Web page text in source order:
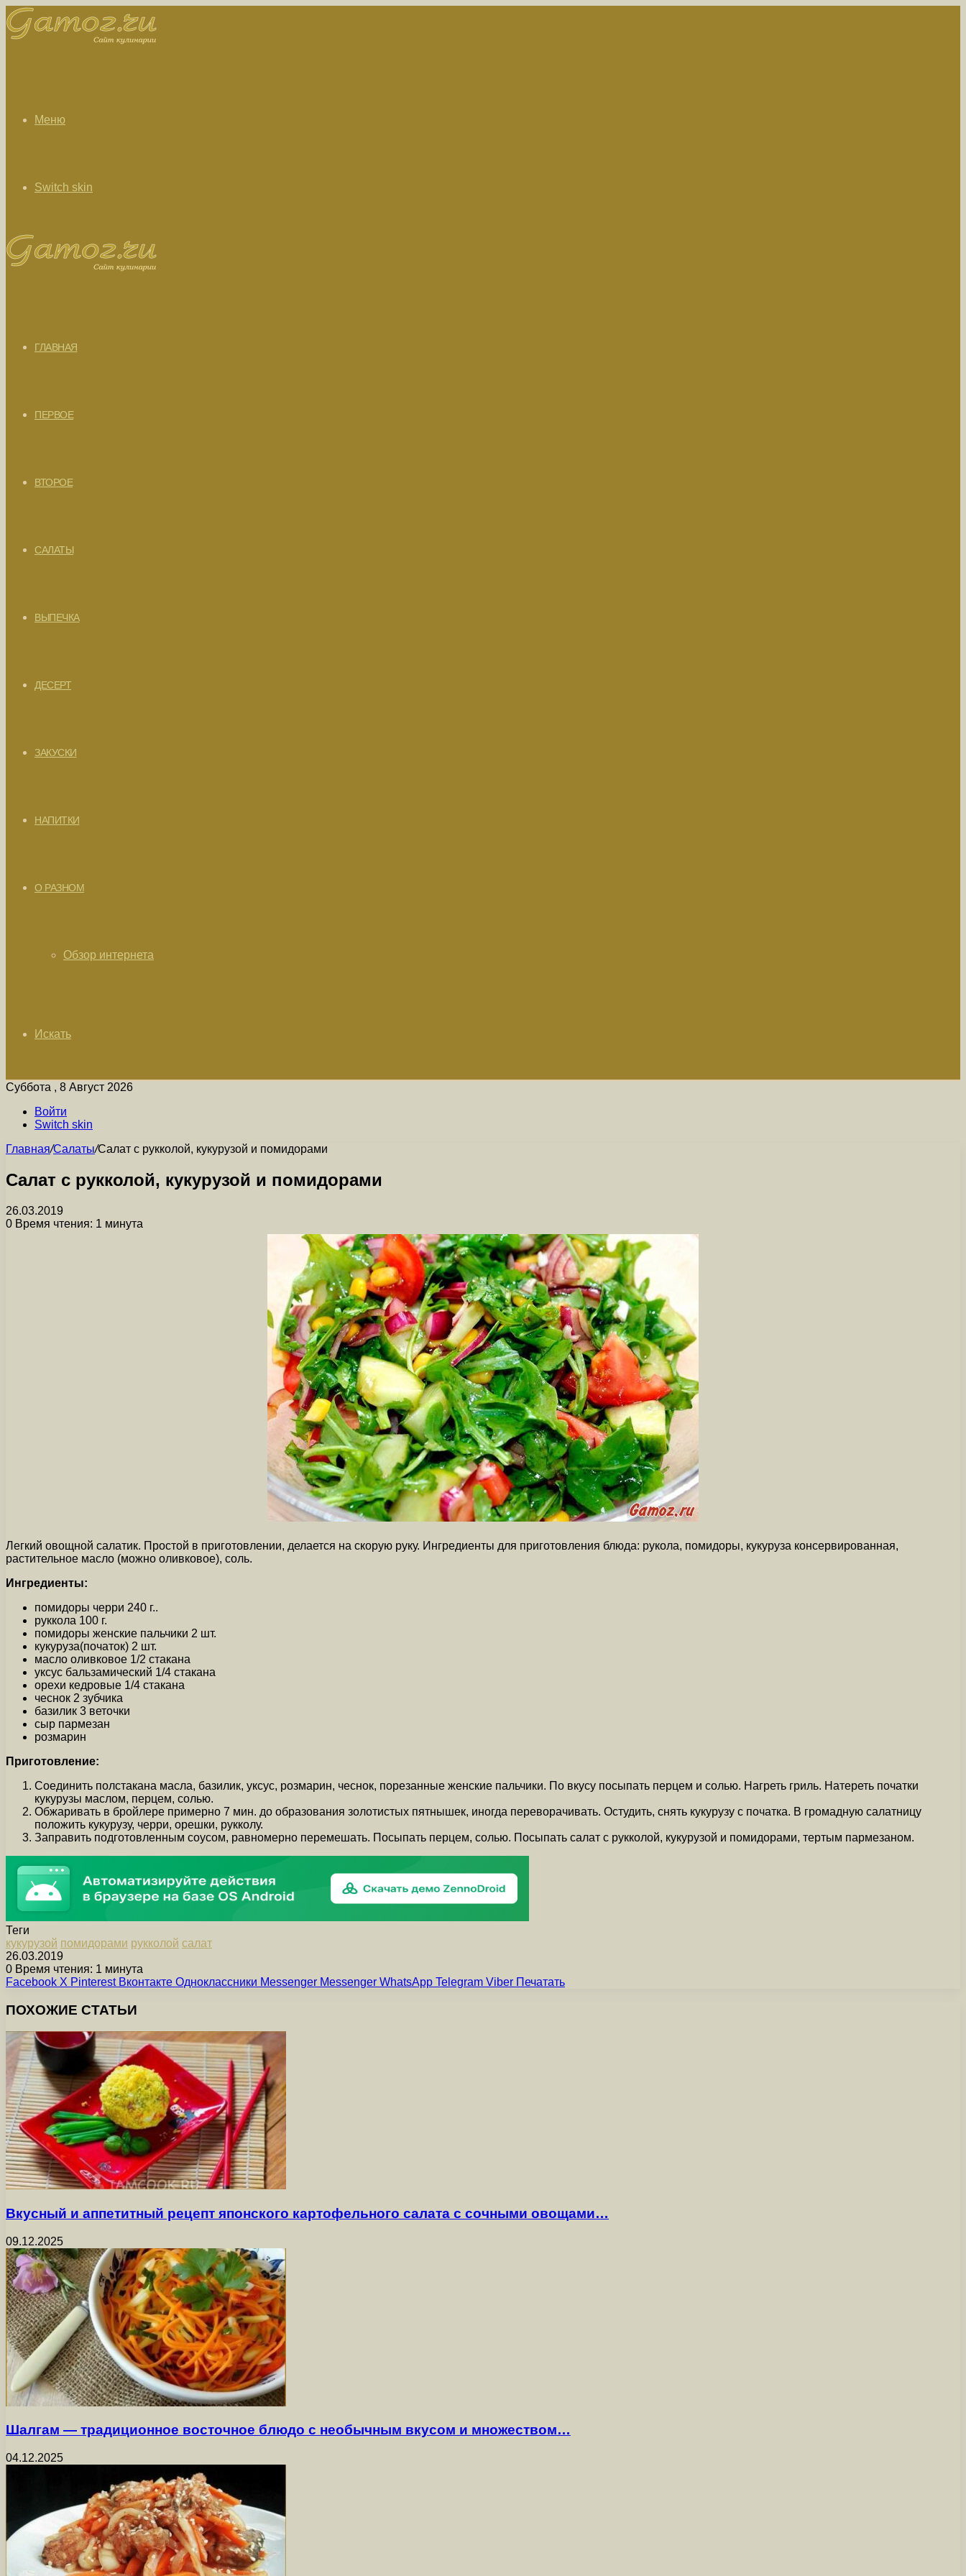
Меню
Switch skin
ГЛАВНАЯ
ПЕРВОЕ
ВТОРОЕ
САЛАТЫ
ВЫПЕЧКА
ДЕСЕРТ
ЗАКУСКИ
НАПИТКИ
О РАЗНОМ
Обзор интернета
Искать
Суббота , 8 Август 2026
Войти
Switch skin
Главная/Салаты/Салат с рукколой, кукурузой и помидорами
Салат с рукколой, кукурузой и помидорами
26.03.2019
0 Время чтения: 1 минута
Легкий овощной салатик. Простой в приготовлении, делается на скорую руку. Ингредиенты для приготовления блюда: рукола, помидоры, кукуруза консервированная,
растительное масло (можно оливковое), соль.
Ингредиенты:
помидоры черри 240 г..
руккола 100 г.
помидоры женские пальчики 2 шт.
кукуруза(початок) 2 шт.
масло оливковое 1/2 стакана
уксус бальзамический 1/4 стакана
орехи кедровые 1/4 стакана
чеснок 2 зубчика
базилик 3 веточки
сыр пармезан
розмарин
Приготовление:
Соединить полстакана масла, базилик, уксус, розмарин, чеснок, порезанные женские пальчики. По вкусу посыпать перцем и солью. Нагреть гриль. Натереть початки
кукурузы маслом, перцем, солью.
Обжаривать в бройлере примерно 7 мин. до образования золотистых пятнышек, иногда переворачивать. Остудить, снять кукурузу с початка. В громадную салатницу
положить кукурузу, черри, орешки, рукколу.
Заправить подготовленным соусом, равномерно перемешать. Посыпать перцем, солью. Посыпать салат с рукколой, кукурузой и помидорами, тертым пармезаном.
Теги
кукурузой помидорами рукколой салат
26.03.2019
0 Время чтения: 1 минута
Facebook X Pinterest Вконтакте Одноклассники Messenger Messenger WhatsApp Telegram Viber Печатать
ПОХОЖИЕ СТАТЬИ
Вкусный и аппетитный рецепт японского картофельного салата с сочными овощами…
09.12.2025
Шалгам — традиционное восточное блюдо с необычным вкусом и множеством…
04.12.2025